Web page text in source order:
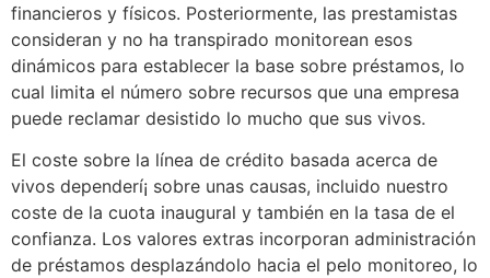
financieros y físicos. Posteriormente, las prestamistas
consideran y no ha transpirado monitorean esos
dinámicos para establecer la base sobre préstamos, lo
cual limita el número sobre recursos que una empresa
puede reclamar desistido lo mucho que sus vivos.
El coste sobre la línea de crédito basada acerca de
vivos dependerí¡ sobre unas causas, incluido nuestro
coste de la cuota inaugural y también en la tasa de el
confianza. Los valores extras incorporan administración
de préstamos desplazándolo hacia el pelo monitoreo, lo